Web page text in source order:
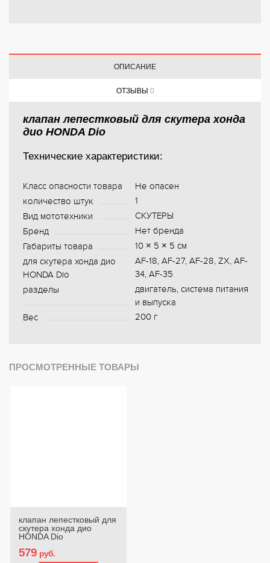
ОПИСАНИЕ
ОТЗЫВЫ 0
клапан лепестковый для скутера хонда
дио HONDA Dio
Технические характеристики:
Класс опасности товара
Не опасен
количество штук
1
Вид мототехники
СКУТЕРЫ
Бренд
Нет бренда
Габариты товара
10 × 5 × 5 см
для скутера хонда дио
HONDA Dio
AF-18, AF-27, AF-28, ZX, AF-
34, AF-35
разделы
двигатель, система питания
и выпуска
Вес
200 г
ПРОСМОТРЕННЫЕ ТОВАРЫ
клапан лепестковый для
скутера хонда дио
HONDA Dio
579 руб.